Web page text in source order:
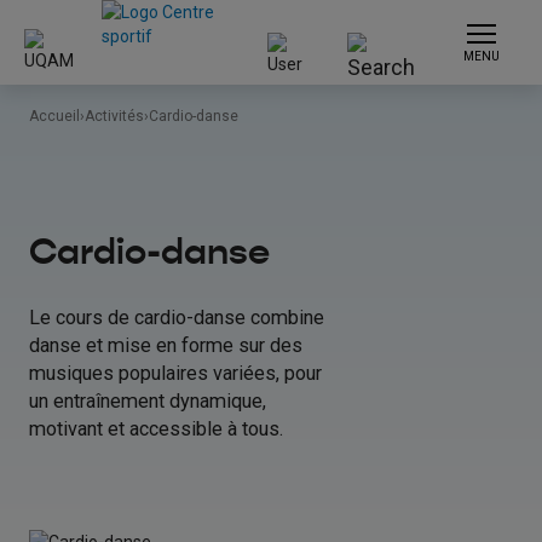
MENU
Accueil ›Activités›Cardio-danse
Cardio-danse
Le cours de cardio-danse combine
danse et mise en forme sur des
musiques populaires variées, pour
un entraînement dynamique,
motivant et accessible à tous.